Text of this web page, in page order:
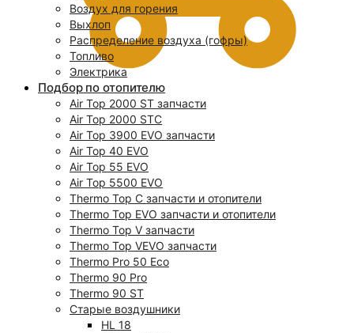
Воздух для горения
Выхлоп
Распределение воздуха (гофры)
Топливо
Электрика
Подбор по отопителю
Air Top 2000 ST запчасти
Air Top 2000 STC
Air Top 3900 EVO запчасти
Air Top 40 EVO
Air Top 55 EVO
Air Top 5500 EVO
Thermo Top C запчасти и отопители
Thermo Top EVO запчасти и отопители
Thermo Top V запчасти
Thermo Top VEVO запчасти
Thermo Pro 50 Eco
Thermo 90 Pro
Thermo 90 ST
Старые воздушники
HL 18